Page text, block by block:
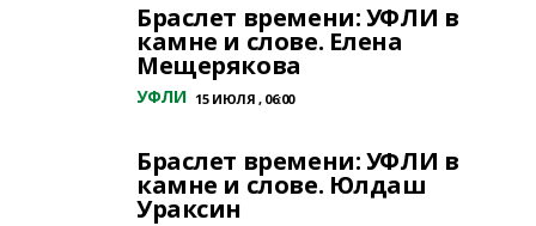
Браслет времени: УФЛИ в
камне и слове. Елена
Мещерякова
УФЛИ 15 ИЮЛЯ , 06:00
Браслет времени: УФЛИ в
камне и слове. Юлдаш
Ураксин